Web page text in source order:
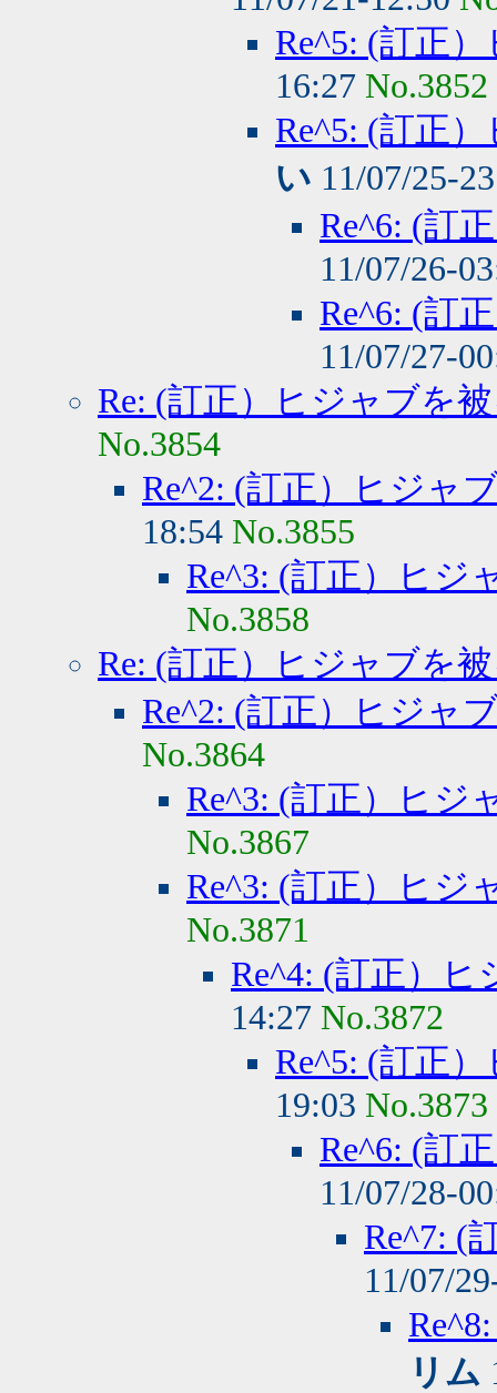
Re^5: (訂正
16:27 No.3852
Re^5: (訂正
い 11/07/25-
Re^6: (訂
11/07/26-
Re^6: (訂
11/07/27-
Re: (訂正）ヒジャブを
No.3854
Re^2: (訂正）ヒジャ
18:54 No.3855
Re^3: (訂正）ヒジ
No.3858
Re: (訂正）ヒジャブを
Re^2: (訂正）ヒジャ
No.3864
Re^3: (訂正）ヒジ
No.3867
Re^3: (訂正）ヒジ
No.3871
Re^4: (訂正）
14:27 No.3872
Re^5: (訂正
19:03 No.3873
Re^6: (訂
11/07/28-
Re^7: (
11/07/
リム